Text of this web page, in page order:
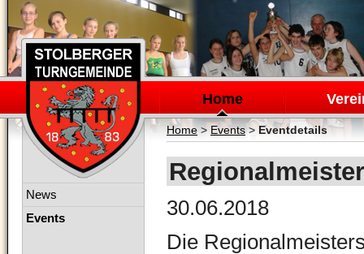
Navigation
überspringen
Home
Home> Events> Eventdetails
30.06.2018
Die
Navigation
News
Events